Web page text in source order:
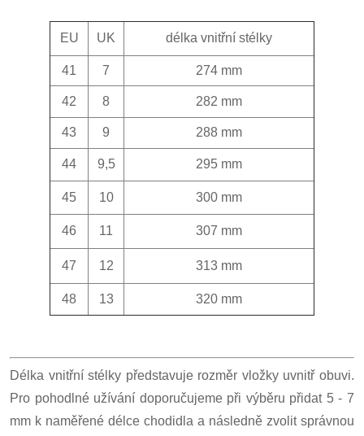
EU UK délka vnitřní stélky
41 7 274 mm
42 8 282 mm
43 9 288 mm
44 9,5 295 mm
45 10 300 mm
46 11 307 mm
47 12 313 mm
48 13 320 mm
Délka vnitřní stélky představuje rozměr vložky uvnitř obuvi.
Pro pohodlné užívání doporučujeme při výběru přidat 5 - 7
mm k naměřené délce chodidla a následně zvolit správnou